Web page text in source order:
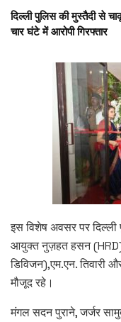
दिल्ली पुलिस की मुस्तैदी से
चार घंटे में आरोपी गिरफ्तार
इस विशेष अवसर पर
आयुक्त नुज़हत हसन
डिविजन),एम.एन. तिवारी
मौजूद रहे।
मंगल सदन पुराने, जर्जर